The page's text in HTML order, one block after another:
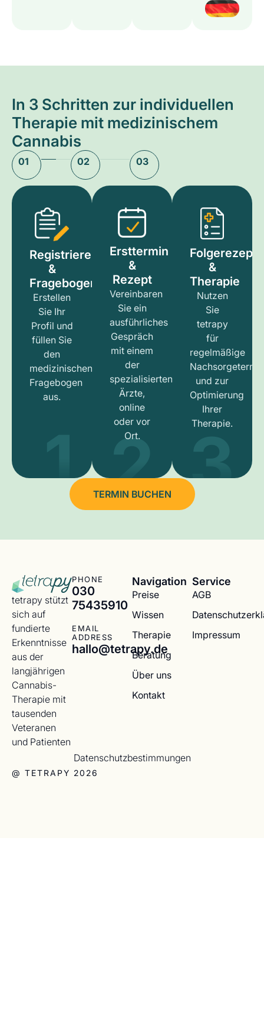
In 3 Schritten zur individuellen
Therapie mit medizinischem
Cannabis
01 02 03
Registrieren
&
Fragebogen
Erstellen
Sie Ihr
Profil und
füllen Sie
den
medizinischen
Fragebogen
aus.
1
Ersttermin
&
Rezept
Vereinbaren
Sie ein
ausführliches
Gespräch
mit einem
der
spezialisierten
Ärzte,
online
oder vor
Ort.
2
Folgerezept
&
Therapie
Nutzen
Sie
tetrapy
für
regelmäßige
und zur
Optimierung
Ihrer
Therapie.
3
TERMIN BUCHEN
tetrapy stützt
sich auf
fundierte
Erkenntnisse
aus der
langjährigen
Cannabis-
Therapie mit
tausenden
Veteranen
und Patienten
PHONE
030
75435910
EMAIL
ADDRESS
hallo@tetrapy.de
Navigation
Preise
Wissen
Therapie
Beratung
Über uns
Kontakt
Service
AGB
Impressum
@ TETRAPY 2026
Datenschutzbestimmungen